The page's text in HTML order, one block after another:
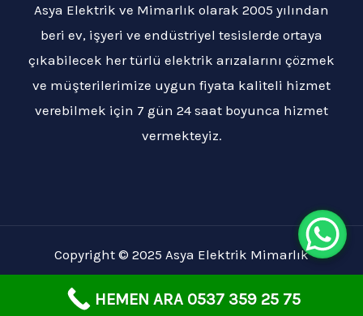
Asya Elektrik ve Mimarlık olarak 2005 yılından
beri ev, işyeri ve endüstriyel tesislerde ortaya
çıkabilecek her türlü elektrik arızalarını çözmek
ve müşterilerimize uygun fiyata kaliteli hizmet
verebilmek için 7 gün 24 saat boyunca hizmet
vermekteyiz.
Copyright © 2025 Asya Elektrik Mimarlık
HEMEN ARA 0537 359 25 75